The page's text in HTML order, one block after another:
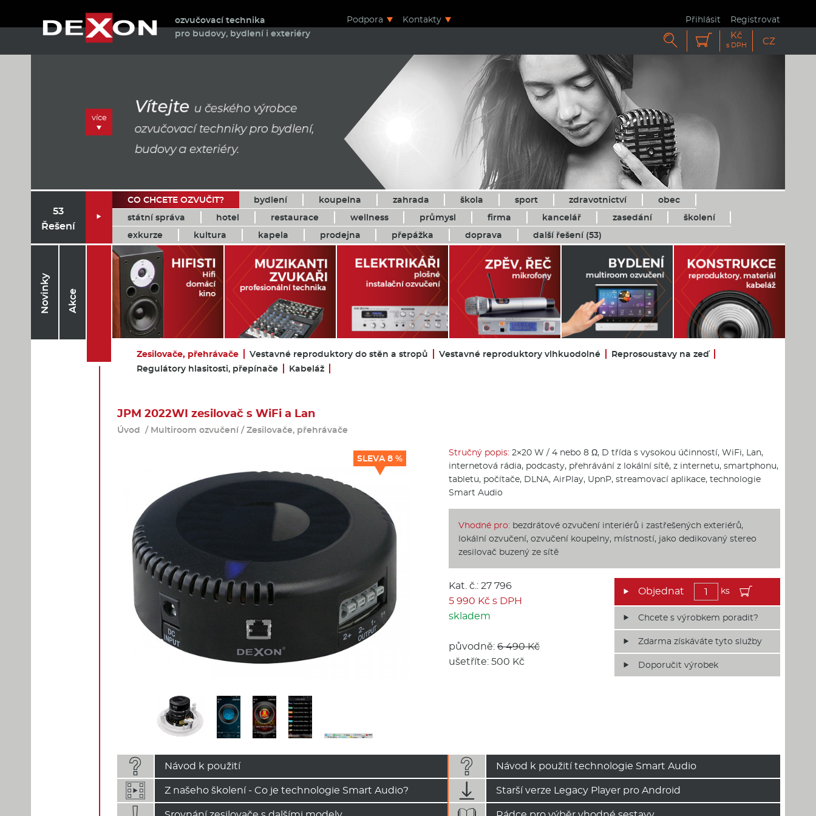
ozvučovací technika
pro budovy, bydlení i exteriéry
Podpora Kontakty Přihlásit Registrovat
  Kč
s DPH CZ
více
53
Řešení

CO CHCETE OZVUČIT? bydlení koupelna zahrada škola sport zdravotnictví
obec
státní správa
hotel restaurace wellness průmysl firma kancelář zasedání
školení
exkurze
kultura kapela prodejna přepážka doprava další řešení (53)
Novinky Akce
Zesilovače, přehrávače Vestavné reproduktory do stěn a stropů Vestavné reproduktory vlhkuodolné
Reprosoustavy na zeď
Regulátory hlasitosti, přepínače
Kabeláž
JPM 2022WI zesilovač s WiFi a Lan
Úvod / Multiroom ozvučení/Zesilovače, přehrávače
SLEVA 8 %
Stručný popis: 2×20 W / 4 nebo 8 Ω, D třída s vysokou účinností, WiFi, Lan,
internetová rádia, podcasty, přehrávání z lokální sítě, z internetu, smartphonu,
tabletu, počítače, DLNA, AirPlay, UpnP, streamovací aplikace, technologie
Smart Audio
Vhodné pro: bezdrátové ozvučení interiérů i zastřešených exteriérů,
lokální ozvučení, ozvučení koupelny, místností, jako dedikovaný stereo
zesilovač buzený ze sítě
Kat. č.: 27 796
5 990 Kč s DPH
skladem
původně: 6 490 Kč
ušetříte: 500 Kč
ks
Chcete s výrobkem poradit?
Zdarma získáváte tyto služby
Doporučit výrobek
 Návod k použití  Návod k použití technologie Smart Audio
Z našeho školení - Co je technologie Smart Audio?  Starší verze Legacy Player pro Android